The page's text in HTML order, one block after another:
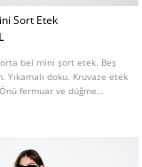
Sort Etek
bel mini şort etek. Beş
Yıkamalı doku. Kruvaze etek
fermuar ve düğme